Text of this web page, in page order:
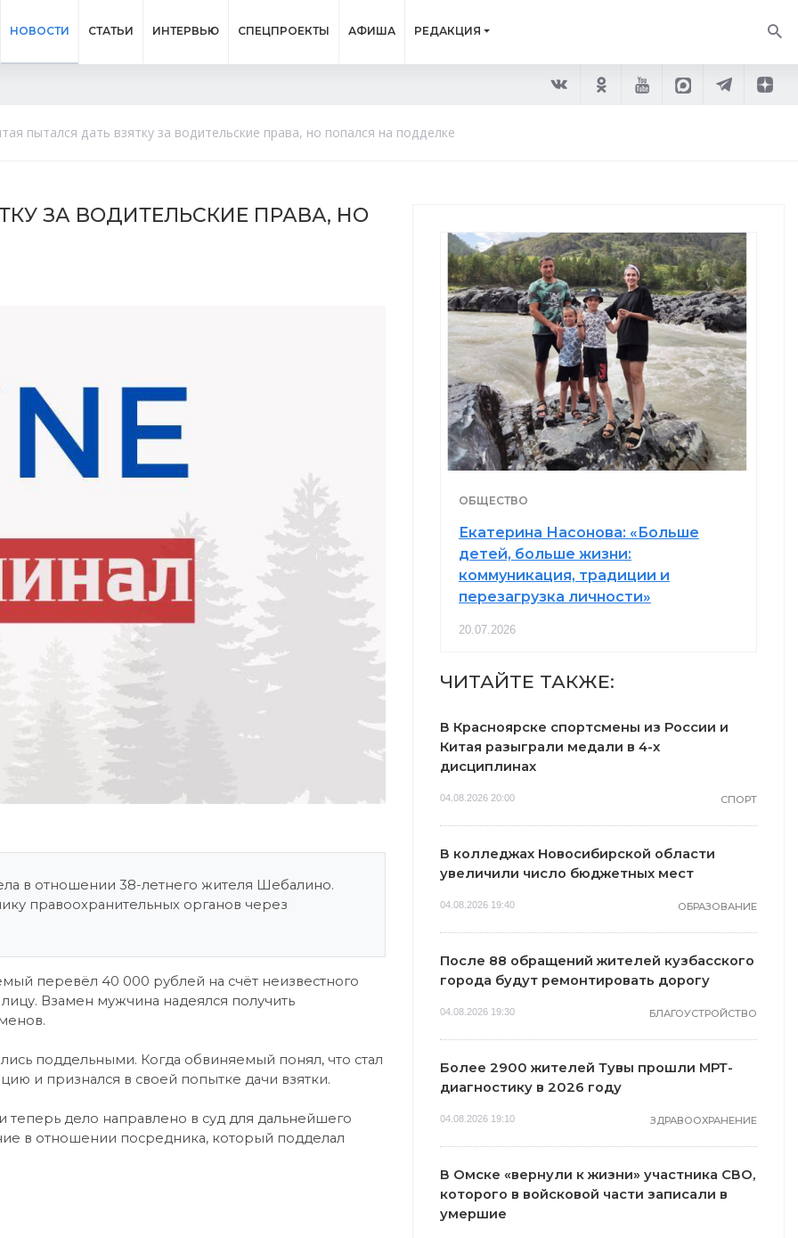
НОВОСТИ СТАТЬИ ИНТЕРВЬЮ СПЕЦПРОЕКТЫ АФИША РЕДАКЦИЯ
пытался дать взятку за водительские права, но попался на подделке
ЗА ВОДИТЕЛЬСКИЕ ПРАВА, НО
в отношении 38-летнего жителя Шебалино.
правоохранительных органов через
перевёл 40 000 рублей на счёт неизвестного
Взамен мужчина надеялся получить
поддельными. Когда обвиняемый понял, что стал
и признался в своей попытке дачи взятки.
теперь дело направлено в суд для дальнейшего
в отношении посредника, который подделал
ОБЩЕСТВО
Екатерина Насонова: «Больше
детей, больше жизни:
коммуникация, традиции и
перезагрузка личности»
20.07.2026
ЧИТАЙТЕ ТАКЖЕ:
В Красноярске спортсмены из России и
Китая разыграли медали в 4-х
дисциплинах
04.08.2026 20:00 СПОРТ
В колледжах Новосибирской области
увеличили число бюджетных мест
04.08.2026 19:40 ОБРАЗОВАНИЕ
После 88 обращений жителей кузбасского
города будут ремонтировать дорогу
04.08.2026 19:30 БЛАГОУСТРОЙСТВО
Более 2900 жителей Тувы прошли МРТ-
диагностику в 2026 году
04.08.2026 19:10 ЗДРАВООХРАНЕНИЕ
В Омске «вернули к жизни» участника СВО,
которого в войсковой части записали в
умершие